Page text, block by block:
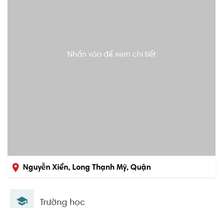
Nhấn vào để xem chi tiết
Nguyễn Xiển, Long Thạnh Mỹ, Quận
Trường học